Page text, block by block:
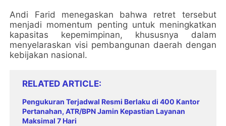
Andi Farid menegaskan bahwa retret tersebut
menjadi momentum penting untuk meningkatkan
kapasitas kepemimpinan, khususnya dalam
menyelaraskan visi pembangunan daerah dengan
kebijakan nasional.
RELATED ARTICLE
Pengukuran Terjadwal Resmi Berlaku di 400 Kantor
Pertanahan, ATR/BPN Jamin Kepastian Layanan
Maksimal 7 Hari